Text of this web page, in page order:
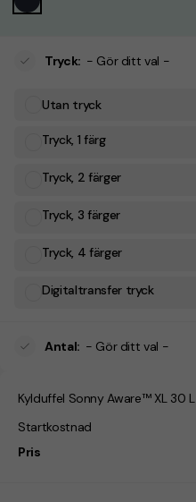
Tryck: - Gör ditt val -
Utan tryck
Tryck, 1 färg
Tryck, 2 färger
Tryck, 3 färger
Tryck, 4 färger
Digitaltransfer tryck
Antal: - Gör ditt val -
Kylduffel Sonny Aware™ XL 30 L
Startkostnad
Pris